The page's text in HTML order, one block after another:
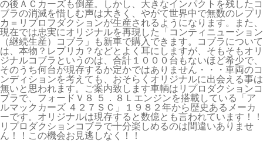
の後ＡＣカーズも倒産。しかし、大きなインパクトを残したコ
ブラの消滅を惜しむ声は大きく、やがて世界中で無数のレプリ
カ＝リプロフダクションが生産されるようになります。また、
現在では忠実にオリジナルを再現した「コンティニューション
（継続生産）コブラ」も新車で購入できます。コブラについて
は、本物？レプリカ？などとよく耳にしますが、そもそもオリ
ジナルコブラというのは、合計１０００台もないほど希少で、
そのうち何台が現存するか定かではありません・・・車両のコ
ンディションを考えても、おそらくオリジナルに出会える事は
無いと思われます。ご案内致します車輌はリプロダクションコ
ブラで、フォードＶ８ ５．８Ｌエンジンを搭載している「ア
ルマックカーズ ４２７ＳＣ」１９８２年から歴史あるメーカ
ーです。オリジナルは現存すると数億とも言われています！！
リプロダクションコブラで十分楽しめるのは間違いありませ
ん！！この機会お見逃しなく！！